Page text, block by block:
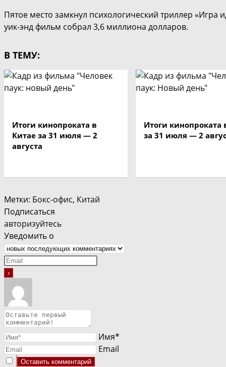
Пятое место замкнул психологический триллер
уик-энд фильм собрал 3,6 миллиона долларов.
В ТЕМУ:
Итоги кинопроката в
Китае за 31 июля — 2
августа
Итоги
за 31 июля — 2
Метки: Бокс-офис, Китай
Подписаться
авторизуйтесь
Уведомить о
Имя*
Email